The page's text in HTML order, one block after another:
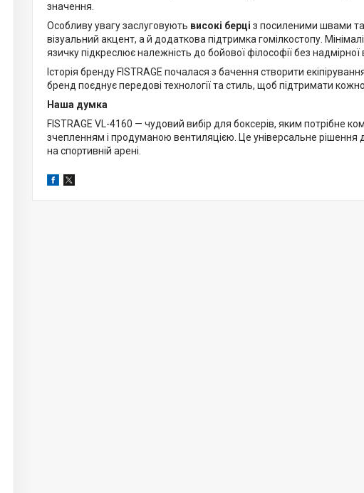
значення.
Особливу увагу заслуговують високі берці з посиленими швами
візуальний акцент, а й додаткова підтримка гомілкостопу.
язичку підкреслює належність до бойової філософії без надмірної
Історія бренду FISTRAGE почалася з бачення створити
бренд поєднує передові технології та стиль, щоб підтримати
Наша думка
FISTRAGE VL-4160 — чудовий вибір для боксерів, яким потрібне
зчепленням і продуманою вентиляцією. Це універсальне рішення
на спортивній арені.